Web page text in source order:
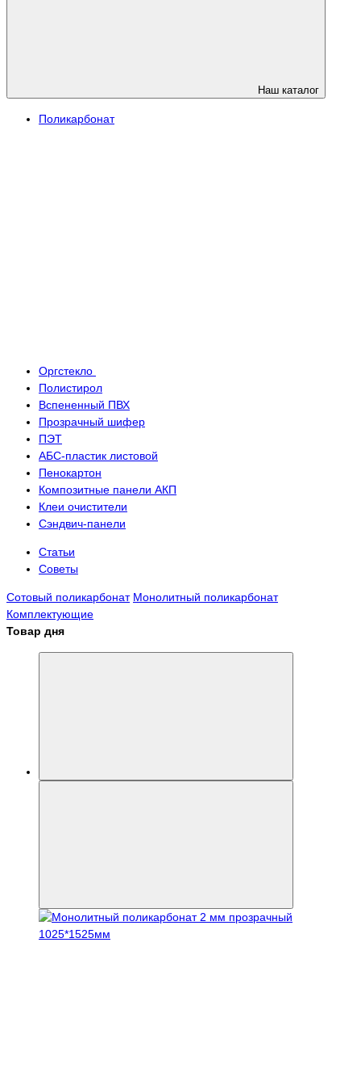
Наш каталог
Поликарбонат
Оргстекло
Полистирол
Вспененный ПВХ
Прозрачный шифер
ПЭТ
АБС-пластик листовой
Пенокартон
Композитные панели АКП
Клеи очистители
Сэндвич-панели
Статьи
Советы
Сотовый поликарбонат Монолитный поликарбонат
Комплектующие
Товар дня